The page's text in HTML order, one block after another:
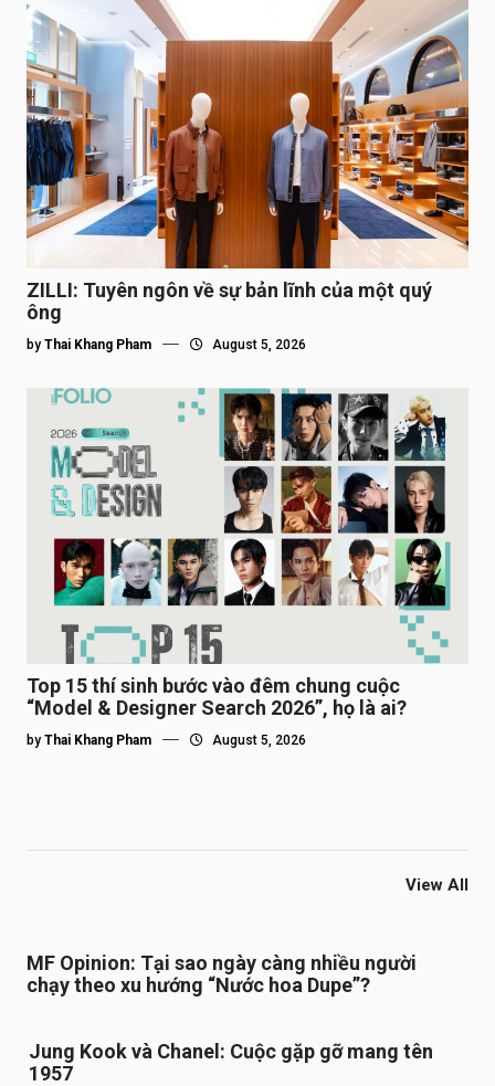
ZILLI: Tuyên ngôn về sự bản lĩnh của một quý
ông
by Thai Khang Pham August 5, 2026
Top 15 thí sinh bước vào đêm chung cuộc
“Model & Designer Search 2026”, họ là ai?
by Thai Khang Pham August 5, 2026
View All
MF Opinion: Tại sao ngày càng nhiều người
chạy theo xu hướng “Nước hoa Dupe”?
Jung Kook và Chanel: Cuộc gặp gỡ mang tên
1957